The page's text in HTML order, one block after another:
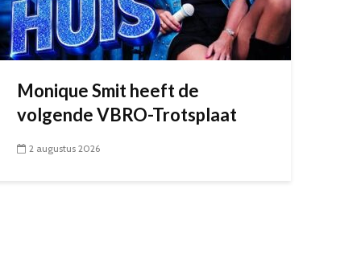
Monique Smit heeft de
volgende VBRO-Trotsplaat
2 augustus 2026